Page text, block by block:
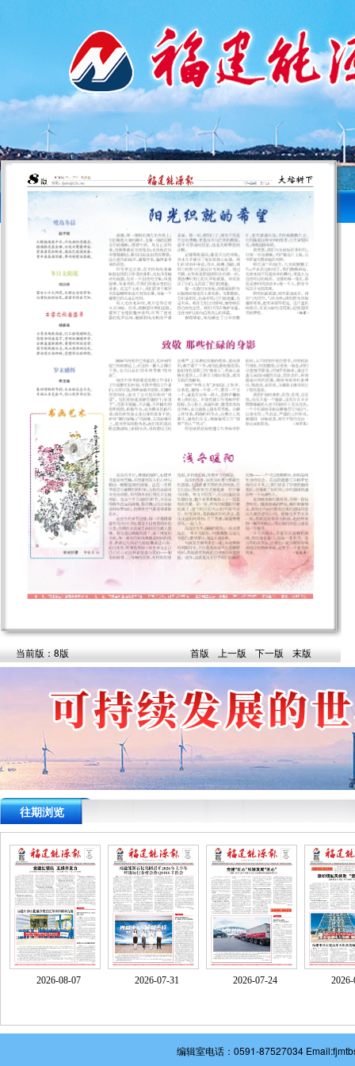
当前版：8版 首版 上一版 下一版 末版
往期浏览
2026-08-07 2026-07-31 2026-07-24
编辑室电话：0591-87527034